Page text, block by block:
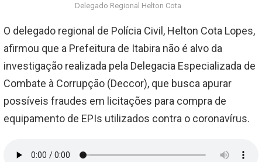
Delegado Regional Helton Cota
O delegado regional de Polícia Civil, Helton Cota Lopes,
afirmou que a Prefeitura de Itabira não é alvo da
investigação realizada pela Delegacia Especializada de
Combate à Corrupção (Deccor), que busca apurar
possíveis fraudes em licitações para compra de
equipamento de EPIs utilizados contra o coronavírus.